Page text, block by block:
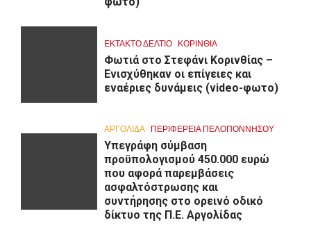
ΕΚΤΑΚΤΟ ΔΕΛΤΙΟ ΚΟΡΙΝΘΊΑ
Φωτιά στο Στεφάνι Κορινθίας –
Ενισχύθηκαν οι επίγειες και
εναέριες δυνάμεις (video-φωτο)
ΑΡΓΟΛΙΔΑ ΠΕΡΙΦΈΡΕΙΑ ΠΕΛΟΠΟΝΝΉΣΟΥ
Υπεγράφη σύμβαση
προϋπολογισμού 450.000 ευρώ
που αφορά παρεμβάσεις
ασφαλτόστρωσης και
συντήρησης στο ορεινό οδικό
δίκτυο της Π.Ε. Αργολίδας